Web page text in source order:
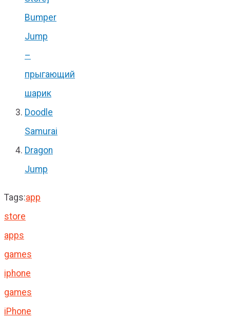
Bumper
Jump
–
прыгающий
шарик
Doodle
Samurai
Dragon
Jump
Tags:app
store
apps
games
iphone
games
iPhone